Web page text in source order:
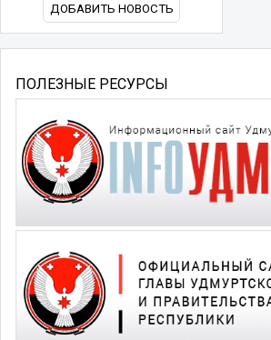
ДОБАВИТЬ НОВОСТЬ
ПОЛЕЗНЫЕ РЕСУРСЫ